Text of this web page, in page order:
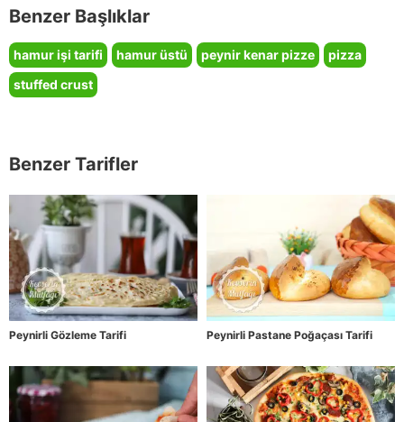
Benzer Başlıklar
hamur işi tarifi hamur üstü peynir kenar pizze
pizza
stuffed crust
Benzer Tarifler
Peynirli Gözleme Tarifi Peynirli Pastane Poğaçası Tarifi